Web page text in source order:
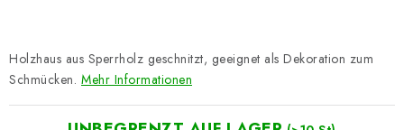
Holzhaus aus Sperrholz geschnitzt, geeignet als Dekoration zum
Schmücken. Mehr Informationen